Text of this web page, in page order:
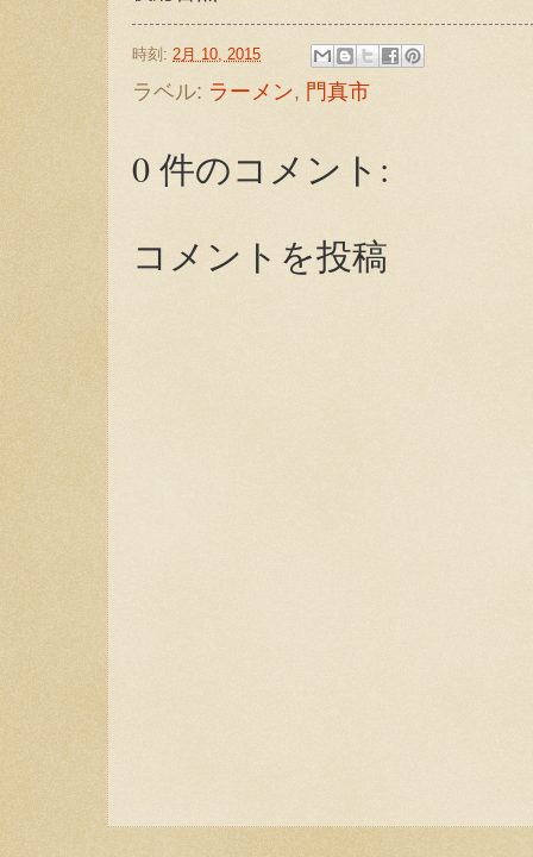
時刻: 2月 10, 2015
ラベル: ラーメン, 門真市
0 件のコメント:
コメントを投稿